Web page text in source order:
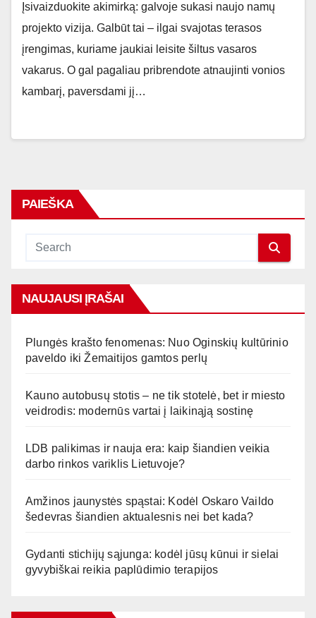
Įsivaizduokite akimirką: galvoje sukasi naujo namų
projekto vizija. Galbūt tai – ilgai svajotas terasos
įrengimas, kuriame jaukiai leisite šiltus vasaros
vakarus. O gal pagaliau pribrendote atnaujinti vonios
kambarį, paversdami jį…
PAIEŠKA
NAUJAUSI ĮRAŠAI
Plungės krašto fenomenas: Nuo Oginskių kultūrinio
paveldo iki Žemaitijos gamtos perlų
Kauno autobusų stotis – ne tik stotelė, bet ir miesto
veidrodis: modernūs vartai į laikinąją sostinę
LDB palikimas ir nauja era: kaip šiandien veikia
darbo rinkos variklis Lietuvoje?
Amžinos jaunystės spąstai: Kodėl Oskaro Vaildo
šedevras šiandien aktualesnis nei bet kada?
Gydanti stichijų sąjunga: kodėl jūsų kūnui ir sielai
gyvybiškai reikia paplūdimio terapijos